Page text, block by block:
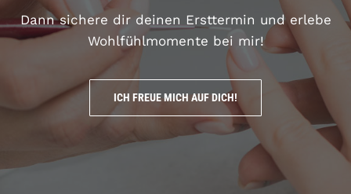
Dann sichere dir deinen Ersttermin und erlebe
Wohlfühlmomente bei mir!
ICH FREUE MICH AUF DICH!